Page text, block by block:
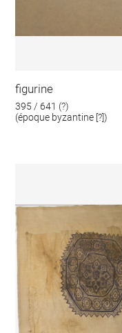
figurine
395 / 641 (?)
(époque byzantine [?])